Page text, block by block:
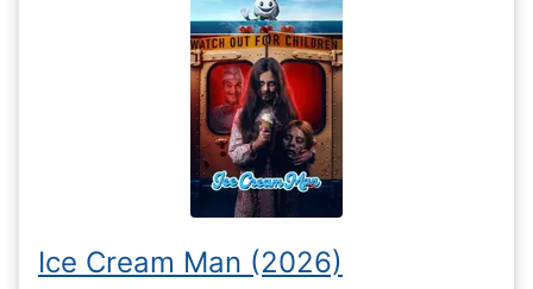
Ice Cream Man (2026)